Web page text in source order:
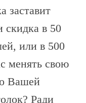
заставит
скидка в 50
или в 500
менять свою
Вашей
Ради